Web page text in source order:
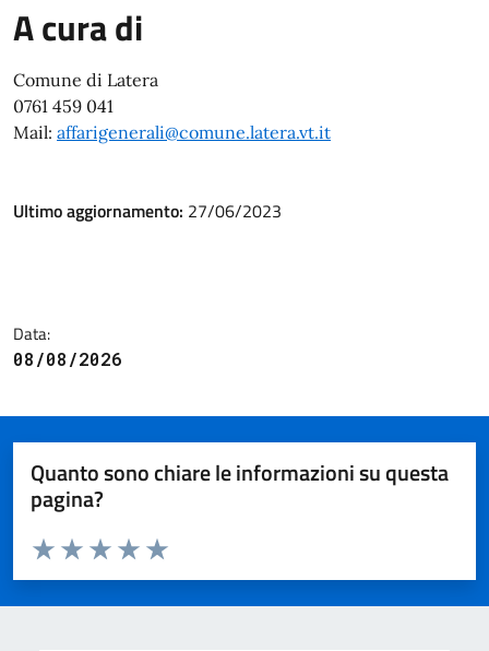
A cura di
Comune di Latera
0761 459 041
Mail: affarigenerali@comune.latera.vt.it
Ultimo aggiornamento: 27/06/2023
Data:
08/08/2026
Quanto sono chiare le informazioni su questa
pagina?
Valuta da 1 a 5 stelle la pagina
Valuta 4 stelle su 5
Valuta 3 stelle su 5
Valuta 2 stelle su 5
Valuta 1 stelle su 5